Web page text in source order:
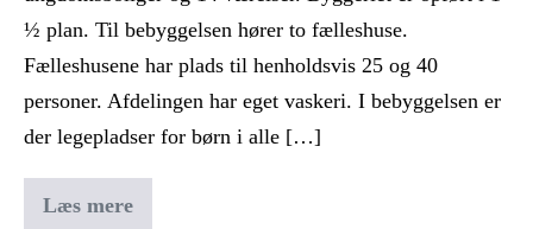
½ plan. Til bebyggelsen hører to fælleshuse.
Fælleshusene har plads til henholdsvis 25 og 40
personer. Afdelingen har eget vaskeri. I bebyggelsen er
der legepladser for børn i alle […]
Læs mere